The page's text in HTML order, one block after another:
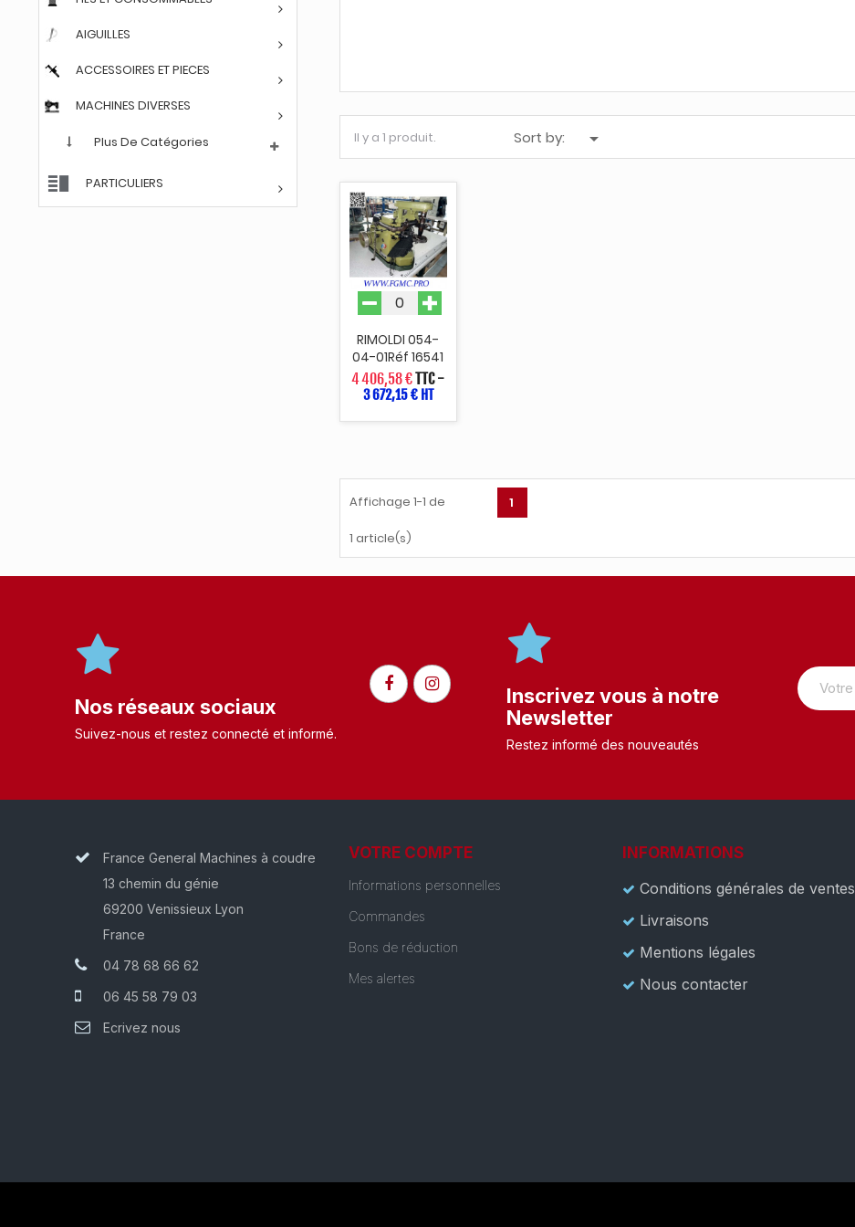
AIGUILLES
ACCESSOIRES ET PIECES
MACHINES DIVERSES
Plus De Catégories
PARTICULIERS
Il y a 1 produit. Sort by: 
RIMOLDI 054-
04-01Réf 16541
4 406,58 €TTC-
3 672,15 € HT
Affichage 1-1 de
1 article(s)
1
Nos réseaux sociaux
Suivez-nous et restez connecté et informé.​
Inscrivez vous à notre
Newsletter
Restez informé des nouveautés
France General Machines à coudre
13 chemin du génie
69200 Venissieux Lyon
France
04 78 68 66 62
06 45 58 79 03
Ecrivez nous
VOTRE COMPTE
Informations personnelles
Commandes
Bons de réduction
Mes alertes
INFORMATIONS
Conditions générales de ventes
Livraisons
Mentions légales
Nous contacter